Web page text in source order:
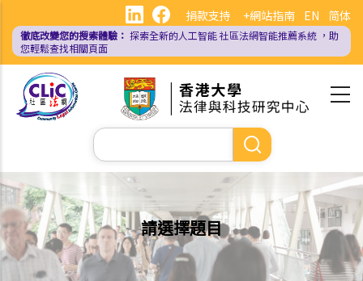
內
EN 简体
捐款支持 +網站指南
徹底改變您的搜索體驗： 探索全新的人工智能社區法網智能推薦系統 ，助
您輕鬆查找相關頁面
Search
請選擇題目